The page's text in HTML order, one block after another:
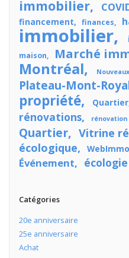
immobilier
financement finances
immobilier
maison Marché
Montréal
Plateau-Mont-
propriété Quartier
rénovations rénovation
Quartier
Vitrine
écologique
WebImmo
Événement écologie
Catégories
20e anniversaire
25e anniversaire
Achat